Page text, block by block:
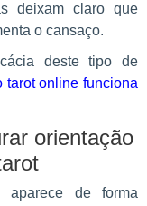
deixam claro que
o cansaço.
deste tipo de
tarot online funciona
orientação
aparece de forma